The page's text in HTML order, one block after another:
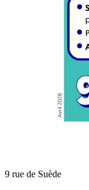
9 rue de Suède